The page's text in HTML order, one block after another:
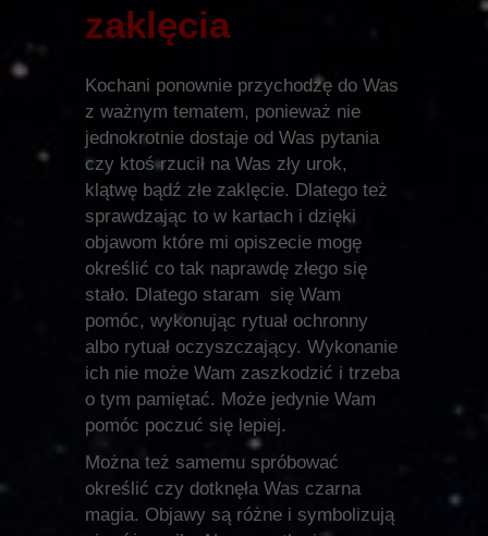
zaklęcia
Kochani ponownie przychodzę do Was
z ważnym tematem, ponieważ nie
jednokrotnie dostaje od Was pytania
czy ktoś rzucił na Was zły urok,
klątwę bądź złe zaklęcie. Dlatego też
sprawdzając to w kartach i dzięki
objawom które mi opiszecie mogę
określić co tak naprawdę złego się
stało. Dlatego staram się Wam
pomóc, wykonując rytuał ochronny
albo rytuał oczyszczający. Wykonanie
ich nie może Wam zaszkodzić i trzeba
o tym pamiętać. Może jedynie Wam
pomóc poczuć się lepiej.
Można też samemu spróbować
określić czy dotknęła Was czarna
magia. Objawy są różne i symbolizują